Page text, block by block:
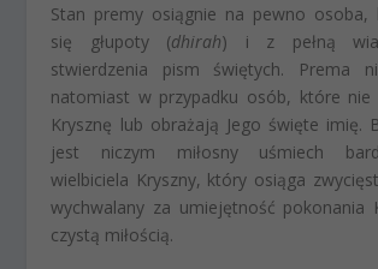
Stan premy osiągnie na pewno osoba,
się głupoty (dhirah) i z pełną
stwierdzenia pism świętych. Prema
natomiast w przypadku osób, które
Krysznę lub obrażają Jego święte imię.
jest niczym miłosny uśmiech
wielbiciela Kryszny, który osiąga
wychwalany za umiejętność pokonania
czystą miłością.